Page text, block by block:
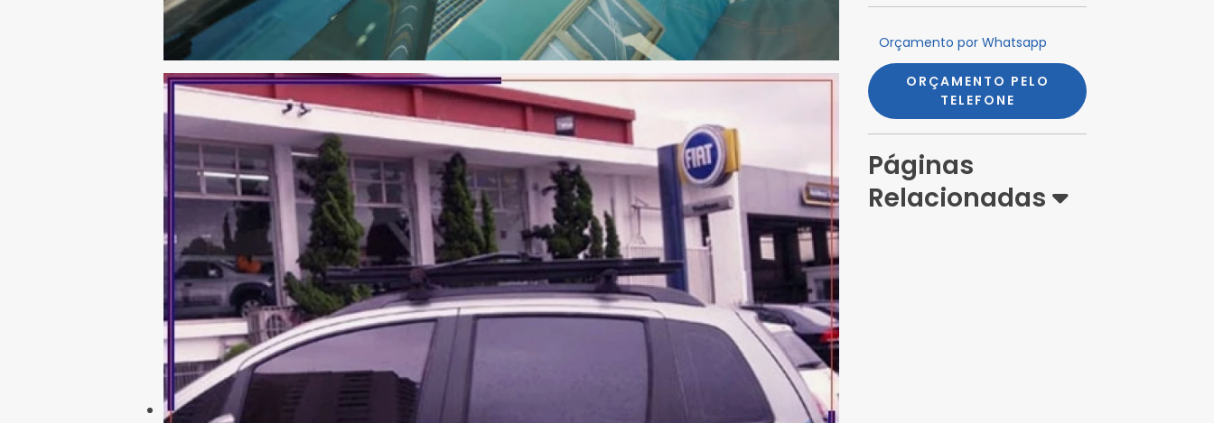
Orçamento por Whatsapp
ORÇAMENTO PELO
TELEFONE
Páginas
Relacionadas